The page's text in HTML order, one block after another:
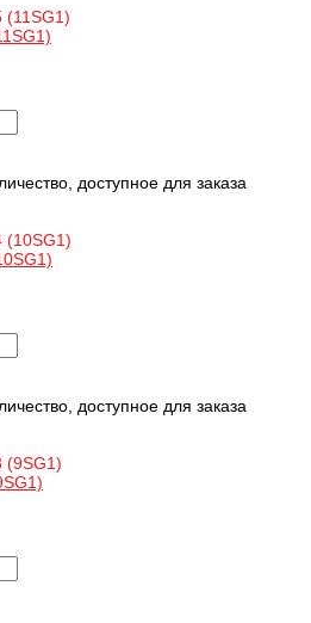
доступное для заказа
доступное для заказа